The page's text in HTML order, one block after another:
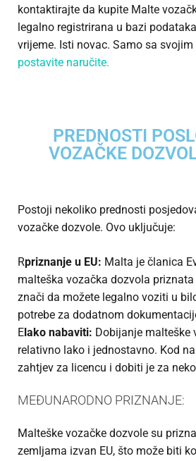
kontaktirajte da kupite Malte
legalno registrirana u bazi
vrijeme. Isti novac. Samo sa
postavite naručite.
PREDNOSTI
VOZAČKE
Postoji nekoliko prednosti
vozačke dozvole. Ovo uključuje:
Rpriznanje u EU: Malta je članica
malteška vozačka dozvola priznata
znači da možete legalno voziti u
potrebe za dodatnom
Elako nabaviti: Dobijanje malteške
relativno lako i jednostavno. Kod
zahtjev za licencu i dobiti je za
MEĐUNARODNO PRIZNANJE:
Malteške vozačke dozvole su
zemljama izvan EU, što može biti